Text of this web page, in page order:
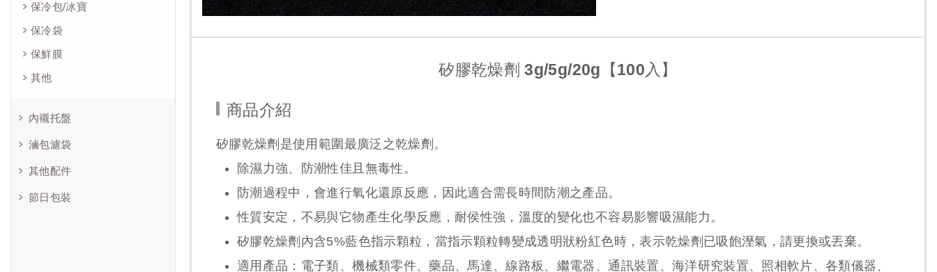
保冷包/冰寶
保冷袋
保鮮膜
其他
內襯托盤
滷包濾袋
其他配件
節日包裝
矽膠乾燥劑 3g/5g/20g【100入】
商品介紹
矽膠乾燥劑是使用範圍最廣泛之乾燥劑。
除濕力強、防潮性佳且無毒性。
防潮過程中，會進行氧化還原反應，因此適合需長時間防潮之產品。
性質安定，不易與它物產生化學反應，耐侯性強，溫度的變化也不容易影響吸濕能力。
矽膠乾燥劑內含5%藍色指示顆粒，當指示顆粒轉變成透明狀粉紅色時，表示乾燥劑已吸飽溼氣，請更換或丟棄。
適用產品：電子類、機械類零件、藥品、馬達、線路板、繼電器、通訊裝置、海洋研究裝置、照相軟片、各類儀器、